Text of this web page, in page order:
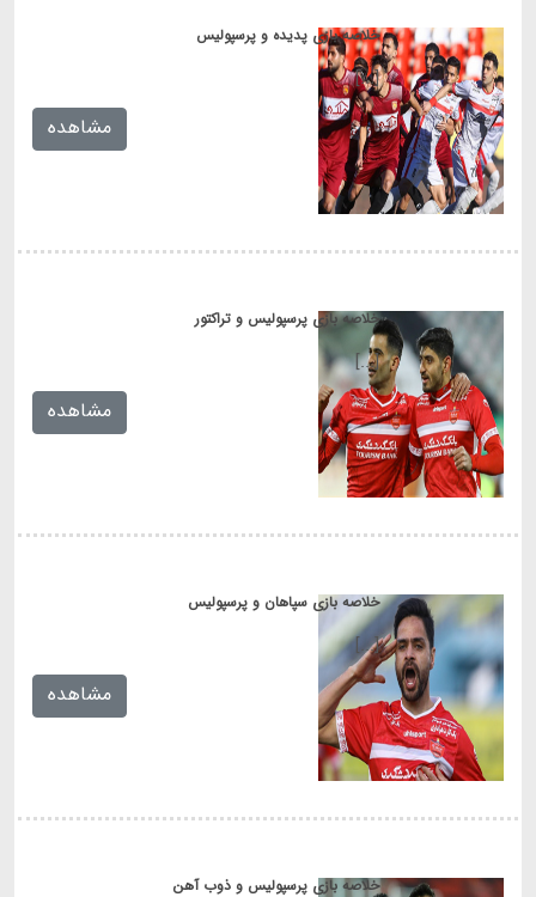
خلاصه بازی پدیده و پرسپولیس
[...]
مشاهده
خلاصه بازی پرسپولیس و تراکتور
[...]
مشاهده
خلاصه بازی سپاهان و پرسپولیس
[...]
مشاهده
خلاصه بازی پرسپولیس و ذوب آهن